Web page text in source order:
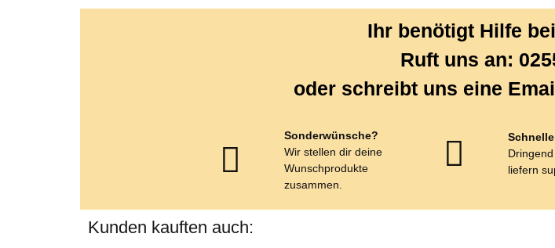
Ihr benötigt Hilfe
Ruft uns an:
oder schreibt uns eine
Sonderwünsche?
Wir stellen dir deine
Wunschprodukte
zusammen.
liefern
Kunden kauften auch: